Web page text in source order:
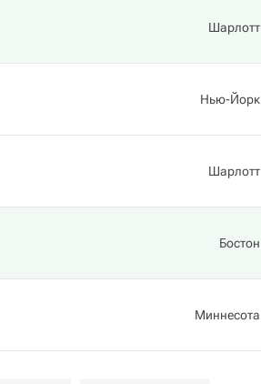
Шарлотт
Нью-Йорк
Шарлотт
Бостон
Миннесота